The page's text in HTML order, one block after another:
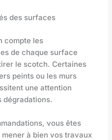
des surfaces
compte les
de chaque surface
le scotch. Certaines
peints ou les murs
une attention
dégradations.
vous êtes
à bien vos travaux